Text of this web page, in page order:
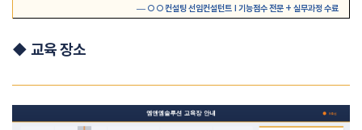
— ○○컨설팅 선임컨설턴트 | 기능점수 전문 + 실무과정 수료
◆ 교육 장소